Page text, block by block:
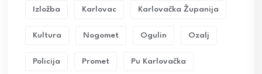
Izložba Karlovac Karlovačka Županija
Kultura Nogomet Ogulin Ozalj
Policija Promet Pu Karlovačka